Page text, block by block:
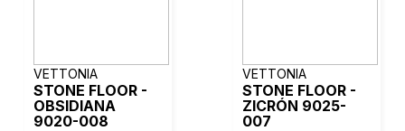
VETTONIA
STONE FLOOR -
OBSIDIANA
9020-008
VETTONIA
STONE FLOOR -
ZICRÓN 9025-
007